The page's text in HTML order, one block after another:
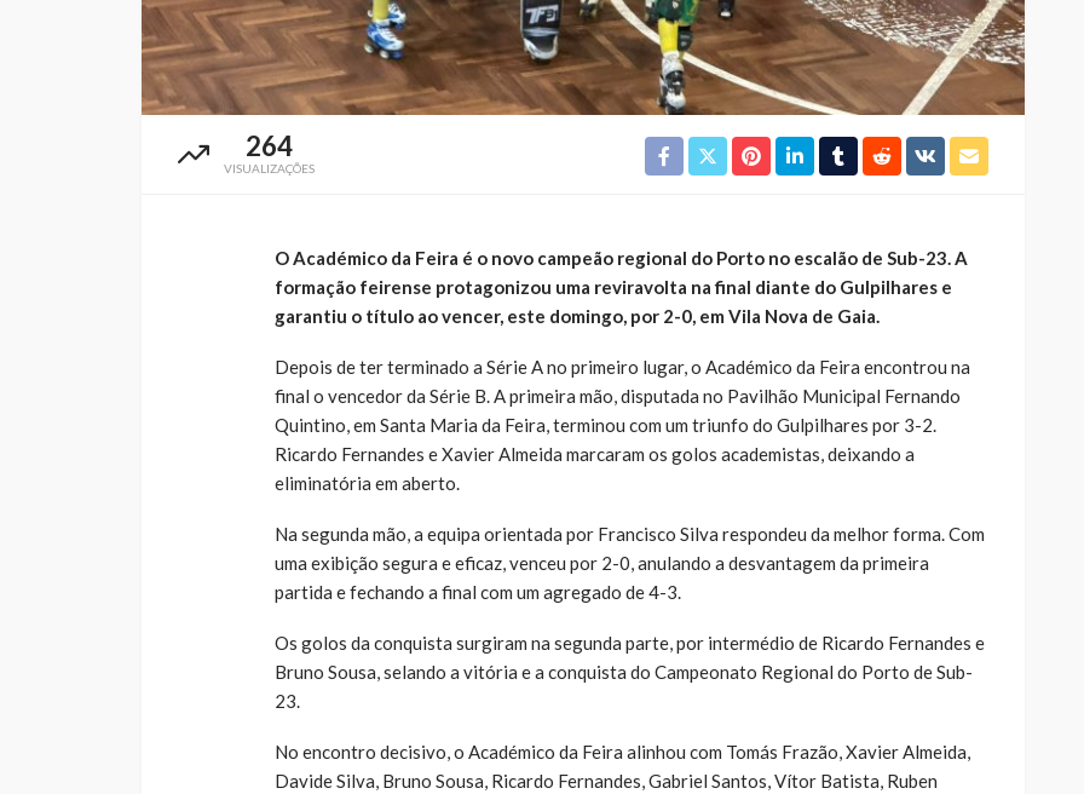
264
VISUALIZAÇÕES
O Académico da Feira é o novo campeão regional do Porto no escalão de Sub-23. A
formação feirense protagonizou uma reviravolta na final diante do Gulpilhares e
garantiu o título ao vencer, este domingo, por 2-0, em Vila Nova de Gaia.
Depois de ter terminado a Série A no primeiro lugar, o Académico da Feira encontrou na
final o vencedor da Série B. A primeira mão, disputada no Pavilhão Municipal Fernando
Quintino, em Santa Maria da Feira, terminou com um triunfo do Gulpilhares por 3-2.
Ricardo Fernandes e Xavier Almeida marcaram os golos academistas, deixando a
eliminatória em aberto.
Na segunda mão, a equipa orientada por Francisco Silva respondeu da melhor forma. Com
uma exibição segura e eficaz, venceu por 2-0, anulando a desvantagem da primeira
partida e fechando a final com um agregado de 4-3.
Os golos da conquista surgiram na segunda parte, por intermédio de Ricardo Fernandes e
Bruno Sousa, selando a vitória e a conquista do Campeonato Regional do Porto de Sub-
23.
No encontro decisivo, o Académico da Feira alinhou com Tomás Frazão, Xavier Almeida,
Davide Silva, Bruno Sousa, Ricardo Fernandes, Gabriel Santos, Vítor Batista, Ruben